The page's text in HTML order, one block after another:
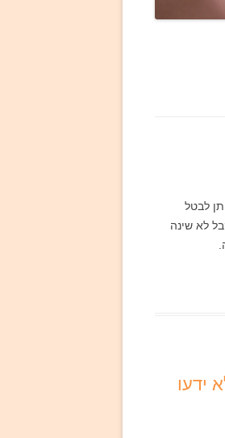
לבטל
לא שינה
ידעו